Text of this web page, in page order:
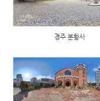
경주 분황사